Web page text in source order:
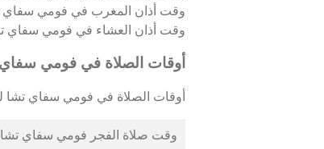
وقت أذان المغرب في فومي سفاي
وقت أذان العشاء في فومي سفاي تشا :
أوقات الصلاة في فومي سفاي
أوقات الصلاة في فومي سفاي تشا ليوم السبت 08/
وقت صلاة الفجر فومي سفاي تشا :